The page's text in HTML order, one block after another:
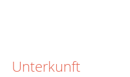
Unterkunft